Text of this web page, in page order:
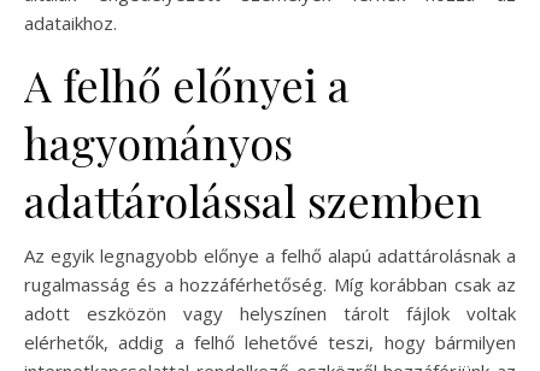
adataikhoz.
A felhő előnyei a
hagyományos
adattárolással szemben
Az egyik legnagyobb előnye a felhő alapú adattárolásnak a
rugalmasság és a hozzáférhetőség. Míg korábban csak az
adott eszközön vagy helyszínen tárolt fájlok voltak
elérhetők, addig a felhő lehetővé teszi, hogy bármilyen